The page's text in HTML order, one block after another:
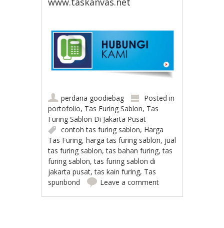
perdana goodiebag
Posted in
portofolio, Tas Furing Sablon, Tas
Furing Sablon Di Jakarta Pusat
contoh tas furing sablon, Harga
Tas Furing,harga tas furing sablon, jual
tas furing sablon,tas bahan furing,tas
furing sablon,tas furing sablon di
jakarta pusat,tas kain furing, Tas
spunbond
Leave a comment